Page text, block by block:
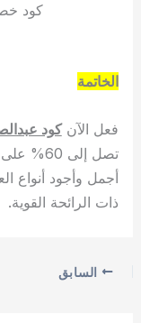
كود
الخاتمة
فعل الآنكود
تصل إلى
أجمل وأجود أنواع
ذات الرائحة القوية.
السابق